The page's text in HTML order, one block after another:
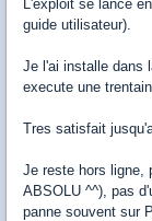
L'exploit se lance
guide utilisateur).
Je l'ai installe dans
execute une
Tres satisfait
Je reste hors ligne,
ABSOLU ^^), pas
panne souvent sur